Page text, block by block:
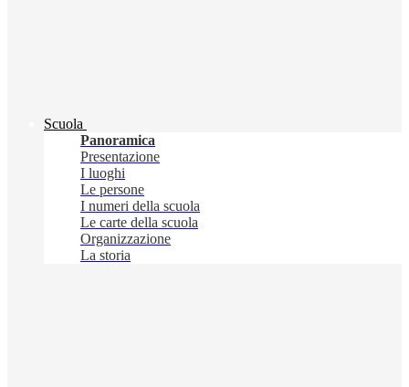
Scuola
Panoramica
Presentazione
I luoghi
Le persone
I numeri della scuola
Le carte della scuola
Organizzazione
La storia